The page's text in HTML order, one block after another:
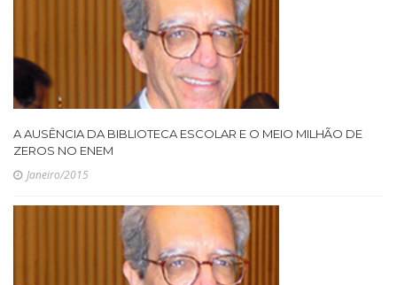
A AUSÊNCIA DA BIBLIOTECA ESCOLAR E O MEIO MILHÃO DE
ZEROS NO ENEM
Janeiro/2015